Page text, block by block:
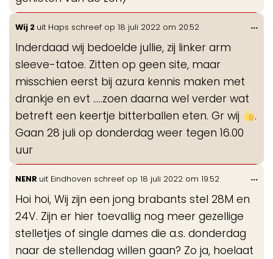
Wij 2 uit Haps schreef op 18 juli 2022 om 20:52
Inderdaad wij bedoelde jullie, zij linker arm
sleeve-tatoe. Zitten op geen site, maar
misschien eerst bij azura kennis maken met
drankje en evt .....zoen daarna wel verder wat
betreft een keertje bitterballen eten. Gr wij
.
Gaan 28 juli op donderdag weer tegen 16.00
uur
...
NENR uit Eindhoven schreef op 18 juli 2022 om 19:52
Hoi hoi, Wij zijn een jong brabants stel 28M en
24V. Zijn er hier toevallig nog meer gezellige
stelletjes of single dames die a.s. donderdag
naar de stellendag willen gaan? Zo ja, hoelaat
...